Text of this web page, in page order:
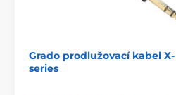
Grado prodlužovací kabel X-
series